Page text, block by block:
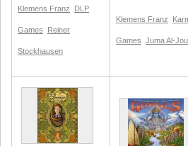
Klemens Franz DLP
Games Reiner
Stockhausen
Klemens Franz
Games Juma Al-